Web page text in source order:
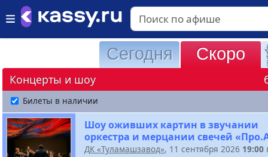
Сегодня Скоро
Концерты и шоу
Билеты в наличии
Шоу оживших картин в звучании
оркестра и мерцании свечей
ДК «Туламашзавод», 11 сентября 2026 19:00